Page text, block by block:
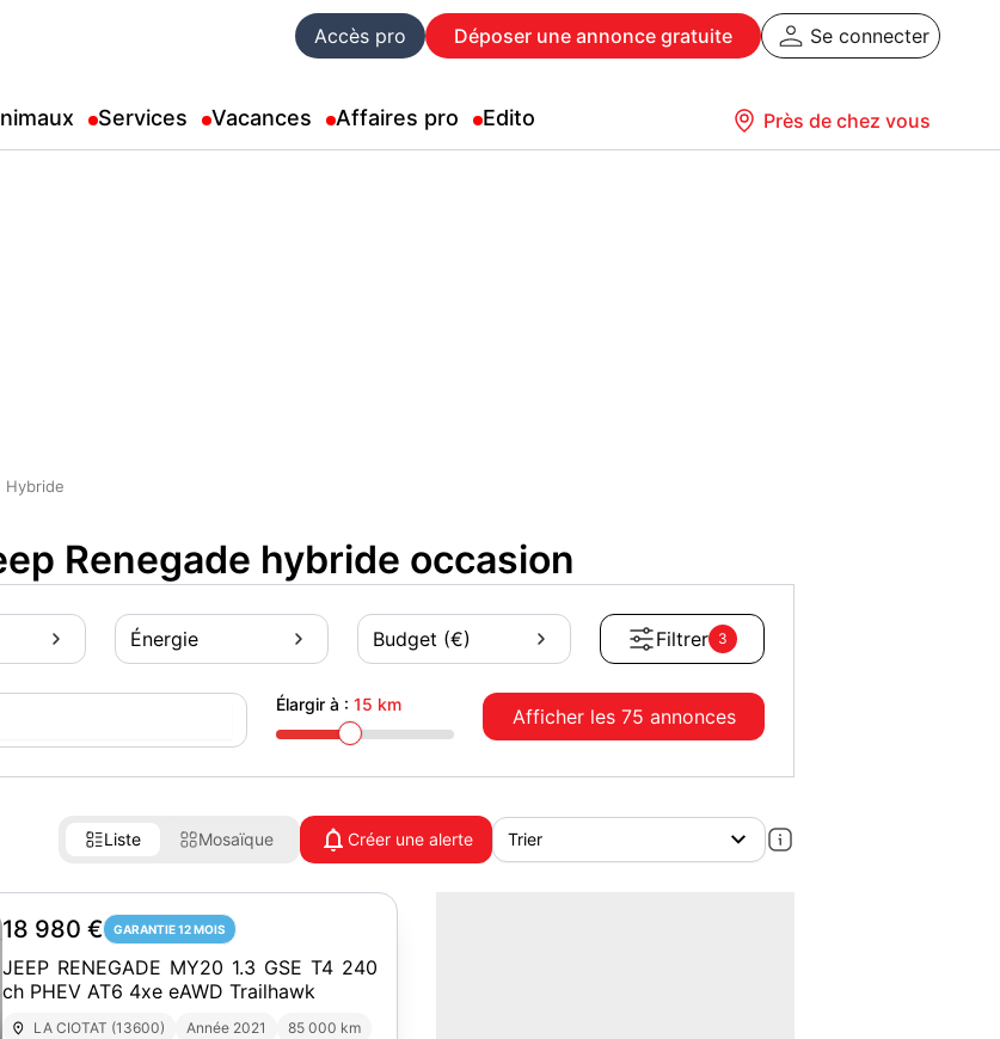
Accès pro Déposer une annonce gratuite Se connecter
Services Vacances Affaires pro Edito Près de chez vous
Hybride
Renegade hybride occasion
Énergie Budget (€) Filtrer 3
Élargir à :15 km
Afficher les 75 annonces
Liste Mosaïque Créer une alerte
18 980 € GARANTIE 12 MOIS
JEEP RENEGADE MY20 1.3 GSE T4 240
ch PHEV AT6 4xe eAWD Trailhawk
LA CIOTAT (13600) Année 2021
85 000 km